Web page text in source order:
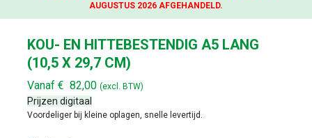
AUGUSTUS 2026 AFGEHANDELD.
KOU- EN HITTEBESTENDIG A5 LANG
(10,5 X 29,7 CM)
Vanaf € 82,00 (excl. BTW)
Prijzen digitaal
Voordeliger bij kleine oplagen, snelle levertijd.